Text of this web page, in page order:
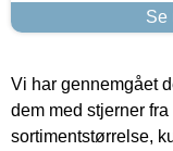
Se
Vi har gennemgået
dem med stjerner
sortimentstørrelse,